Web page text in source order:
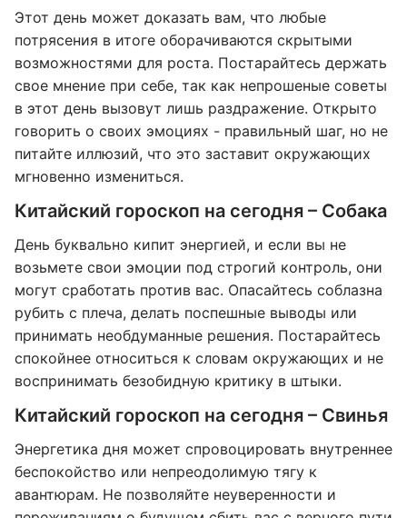
Этот день может доказать вам, что любые
потрясения в итоге оборачиваются скрытыми
возможностями для роста. Постарайтесь держать
свое мнение при себе, так как непрошеные советы
в этот день вызовут лишь раздражение. Открыто
говорить о своих эмоциях - правильный шаг, но не
питайте иллюзий, что это заставит окружающих
мгновенно измениться.
Китайский гороскоп на сегодня – Собака
День буквально кипит энергией, и если вы не
возьмете свои эмоции под строгий контроль, они
могут сработать против вас. Опасайтесь соблазна
рубить с плеча, делать поспешные выводы или
принимать необдуманные решения. Постарайтесь
спокойнее относиться к словам окружающих и не
воспринимать безобидную критику в штыки.
Китайский гороскоп на сегодня – Свинья
Энергетика дня может спровоцировать внутреннее
беспокойство или непреодолимую тягу к
авантюрам. Не позволяйте неуверенности и